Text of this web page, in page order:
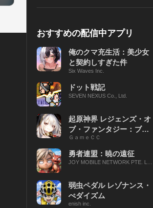
おすすめの配信中アプリ
俺のクマ充生活：美少女
と契約しすぎた件
Six Waves Inc.
ドット戦記
SEVEN NEXUS Co., Ltd.
起原神界 レジェンズ・オ
ブ・ファンタジー：ブレ
イブ X
ＧａｍｅＣＣ
勇者連盟：暁の遠征
JOY MOBILE NETWORK PTE. LT
弱虫ペダル レゾナンス・
ぺダイズム
enish inc.